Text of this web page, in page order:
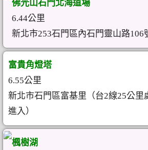
佛光山石門北海道場
6.44公里
新北市253石門區內石門靈山路106
富貴角燈塔
6.55公里
新北市石門區富基里（台2線25公里
進入）
楓樹湖